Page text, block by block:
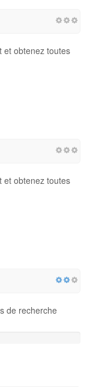
et obtenez toutes
et obtenez toutes
de recherche